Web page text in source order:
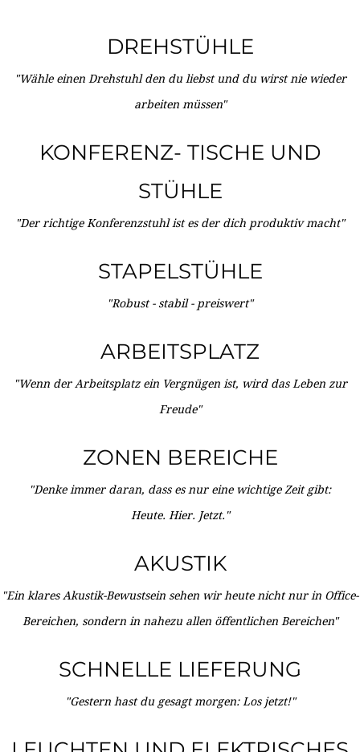
DREHSTÜHLE
"Wähle einen Drehstuhl den du liebst und du wirst nie wieder
arbeiten müssen"
KONFERENZ- TISCHE UND
STÜHLE
"Der richtige Konferenzstuhl ist es der dich produktiv macht"
STAPELSTÜHLE
"Robust - stabil - preiswert"
ARBEITSPLATZ
"Wenn der Arbeitsplatz ein Vergnügen ist, wird das Leben zur
Freude"
ZONEN BEREICHE
"Denke immer daran, dass es nur eine wichtige Zeit gibt:
Heute. Hier. Jetzt."
AKUSTIK
"Ein klares Akustik-Bewustsein sehen wir heute nicht nur in Office-
Bereichen, sondern in nahezu allen öffentlichen Bereichen"
SCHNELLE LIEFERUNG
"Gestern hast du gesagt morgen: Los jetzt!"